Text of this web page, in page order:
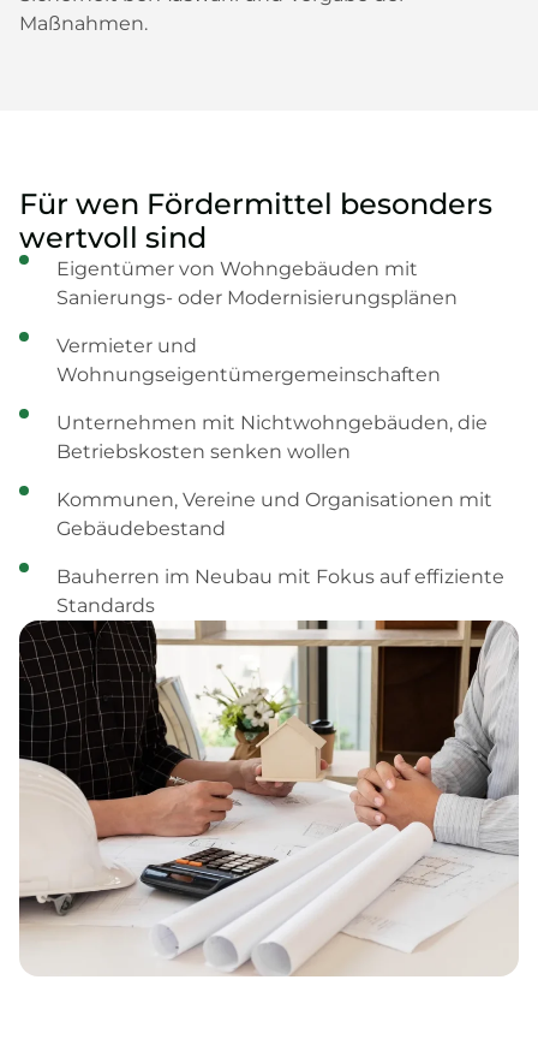
Maßnahmen.
Für wen Fördermittel besonders
wertvoll sind
Eigentümer von Wohngebäuden mit
Sanierungs- oder Modernisierungsplänen
Vermieter und
Wohnungseigentümergemeinschaften
Unternehmen mit Nichtwohngebäuden, die
Betriebskosten senken wollen
Kommunen, Vereine und Organisationen mit
Gebäudebestand
Bauherren im Neubau mit Fokus auf effiziente
Standards